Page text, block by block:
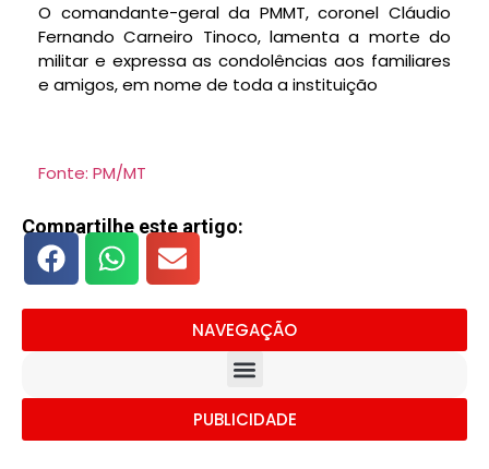
O comandante-geral da PMMT, coronel Cláudio
Fernando Carneiro Tinoco, lamenta a morte do
militar e expressa as condolências aos familiares
e amigos, em nome de toda a instituição
Fonte: PM/MT
Compartilhe este artigo:
NAVEGAÇÃO
PUBLICIDADE